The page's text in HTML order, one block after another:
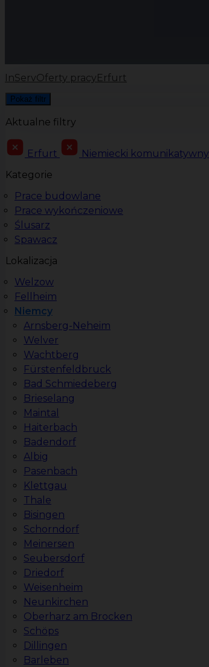
InServOferty pracy Erfurt
Pokaż filtr
Aktualne filtry
Erfurt
Niemiecki komunikatywny
Kategorie
Prace budowlane
Prace wykończeniowe
Ślusarz
Spawacz
Lokalizacja
Welzow
Fellheim
Niemcy
Arnsberg-Neheim
Welver
Wachtberg
Fürstenfeldbruck
Bad Schmiedeberg
Brieselang
Maintal
Haiterbach
Badendorf
Albig
Pasenbach
Klettgau
Thale
Bisingen
Schorndorf
Meinersen
Seubersdorf
Driedorf
Weisenheim
Neunkirchen
Oberharz am Brocken
Schöps
Dillingen
Barleben